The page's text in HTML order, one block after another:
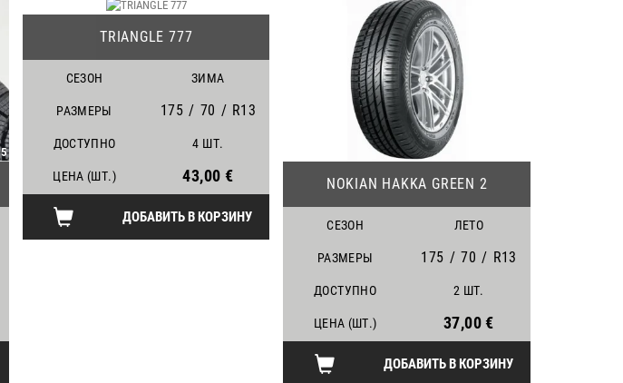
TRIANGLE 777
СЕЗОН ЗИМА
РАЗМЕРЫ 175 / 70 / R13
ДОСТУПНО 4 ШТ.
ЦЕНА (ШТ.) 43,00 €
ДОБАВИТЬ В КОРЗИНУ
NOKIAN HAKKA GREEN 2
СЕЗОН ЛЕТО
РАЗМЕРЫ 175 / 70 / R13
ДОСТУПНО 2 ШТ.
ЦЕНА (ШТ.) 37,00 €
ДОБАВИТЬ В КОРЗИНУ